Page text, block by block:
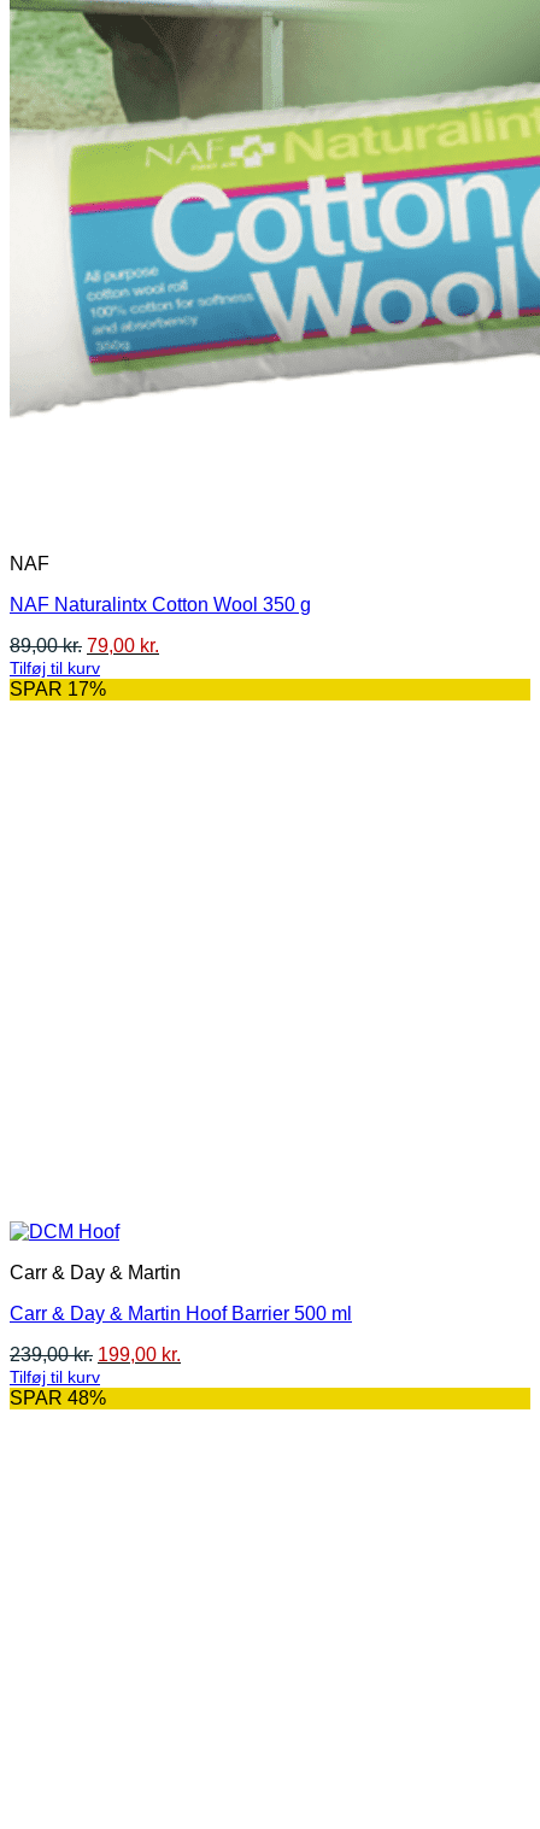
NAF
NAF Naturalintx Cotton Wool 350 g
89,00kr. Den
oprindelige
pris
79,00 kr.
Tilføj til kurv
SPAR 17%
Carr & Day & Martin
Carr & Day & Martin Hoof Barrier 500 ml
239,00kr. Den
oprindelige
pris
199,00 kr.
Tilføj til kurv
SPAR 48%